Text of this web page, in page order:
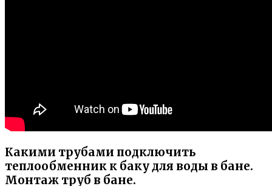
Какими трубами подключить
теплообменник к баку для воды в бане.
Монтаж труб в бане.